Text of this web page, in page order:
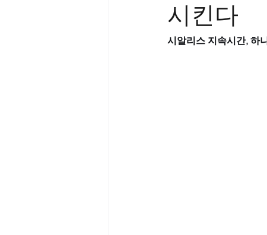
시킨다
시알리스 지속시간, 하